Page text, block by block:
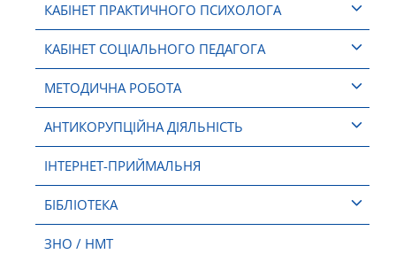
КАБІНЕТ ПРАКТИЧНОГО ПСИХОЛОГА
КАБІНЕТ СОЦІАЛЬНОГО ПЕДАГОГА
МЕТОДИЧНА РОБОТА
АНТИКОРУПЦІЙНА ДІЯЛЬНІСТЬ
ІНТЕРНЕТ-ПРИЙМАЛЬНЯ
БІБЛІОТЕКА
ЗНО / НМТ